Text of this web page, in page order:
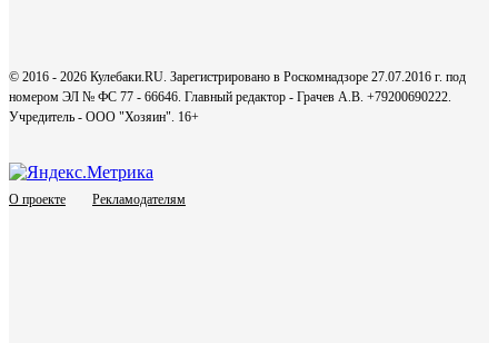
© 2016 - 2026 Кулебаки.RU. Зарегистрировано в Роскомнадзоре 27.07.2016 г. под
номером ЭЛ № ФС 77 - 66646. Главный редактор - Грачев А.В. +79200690222.
Учредитель - ООО "Хозяин". 16+
О проекте Рекламодателям